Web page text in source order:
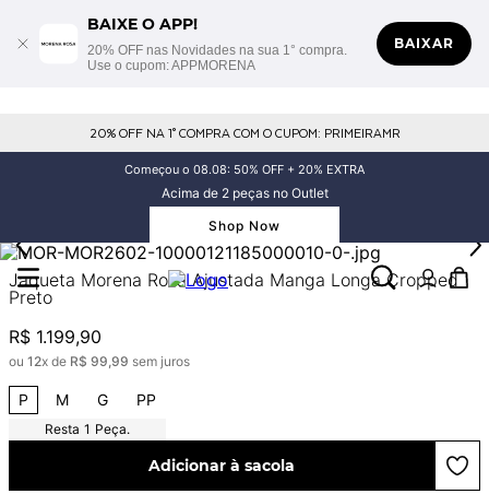
BAIXE O APP!
20% OFF nas Novidades na sua 1° compra.
Use o cupom: APPMORENA
BAIXAR
20% OFF NA 1° COMPRA COM O CUPOM: PRIMEIRAMR
Começou o 08.08: 50% OFF + 20% EXTRA
Acima de 2 peças no Outlet
Shop Now
Jaqueta Morena Rosa Ajustada Manga Longa Cropped
Preto
R$ 1.199,90
ou 12x de R$ 99,99 sem juros
P M G PP
1 Peça.
Adicionar à sacola